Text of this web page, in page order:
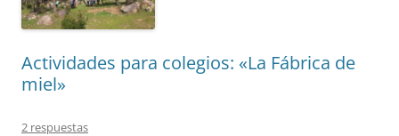
Actividades para colegios: «La Fábrica de
miel»
2 respuestas